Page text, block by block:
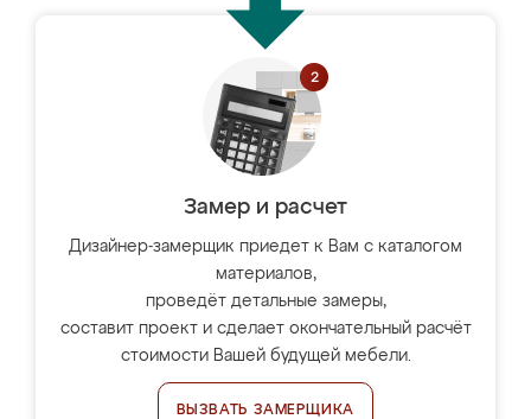
Замер и расчет
Дизайнер-замерщик приедет к Вам с каталогом
материалов,
проведёт детальные замеры,
составит проект и сделает окончательный расчёт
стоимости Вашей будущей мебели.
ВЫЗВАТЬ ЗАМЕРЩИКА